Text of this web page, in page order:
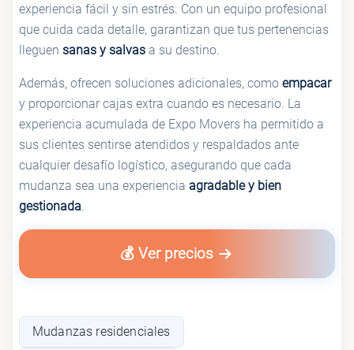
experiencia fácil y sin estrés. Con un equipo profesional
que cuida cada detalle, garantizan que tus pertenencias
lleguen sanas y salvas a su destino.
Además, ofrecen soluciones adicionales, como empacar
y proporcionar cajas extra cuando es necesario. La
experiencia acumulada de Expo Movers ha permitido a
sus clientes sentirse atendidos y respaldados ante
cualquier desafío logístico, asegurando que cada
mudanza sea una experiencia agradable y bien
gestionada.
💰 Ver precios
Mudanzas residenciales